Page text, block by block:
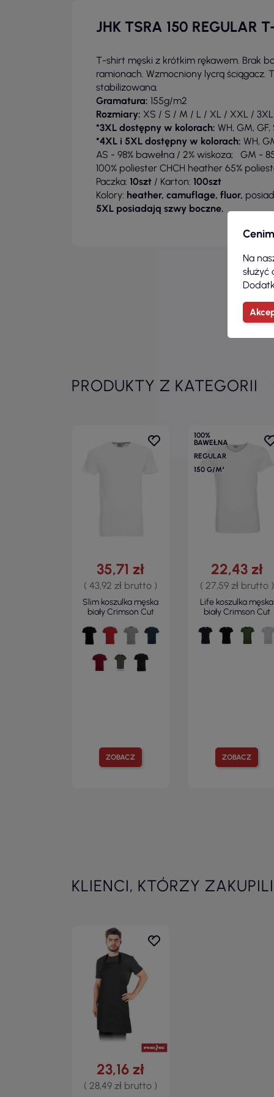
JHK TSRA 150 REGULAR
T-shirt męski z krótkim rękawem. Brak
ramionach. Wzmocniony lycrą ściągacz.
stabilizowana.
Gramatura: 155g/m2
Rozmiary: XS / S / M / L / XL / XXL /
*3XL dostępny w kolorach: WH, GM, GF,
*4XL i 5XL dostępny w kolorach: WH,
AS - 98% bawełna / 2% wiskoza; GM -
100% poliester CHCH heather 65%
Paczka: 10szt / Karton: 100szt
Kolory: heather, camuflage, fluor,
5XL posiadają szwy boczne.
PRODUKTY Z KATEGORII
ZOBACZ
35,71 zł
( 43,92 zł brutto )
Slim koszulka męska
biały Crimson Cut
100%
BAWEŁNA
REGULAR
150 G/M²
ZOBACZ
22,43 zł
( 27,59 zł brutto )
Life koszulka męska
biały Crimson Cut
KLIENCI, KTÓRZY
23,16 zł
( 28,49 zł brutto )
Na